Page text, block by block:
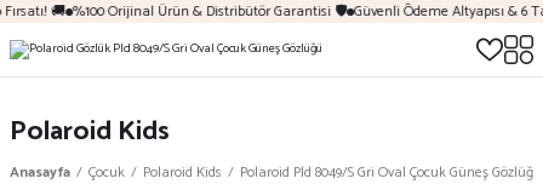
🚚 %100 Orijinal Ürün & Distribütör Garantisi 🛡️ Güvenli Ödeme Altyapısı & 6
Polaroid Kids
Anasayfa Çocuk Polaroid Kids Polaroid Pld 8049/S Gri Oval Çocuk Güneş Gözlüğü